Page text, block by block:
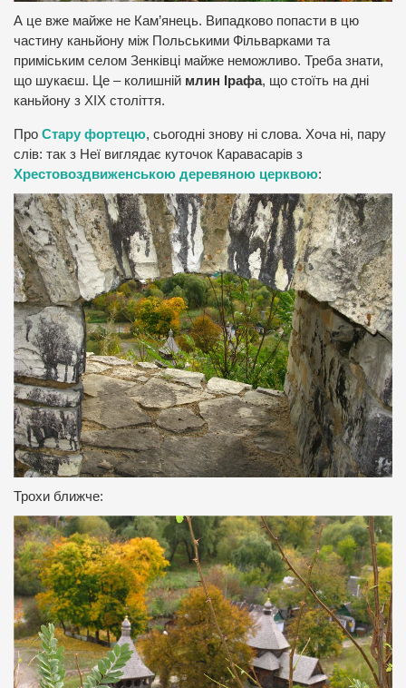
А це вже майже не Кам’янець. Випадково попасти в цю
частину каньйону між Польськими Фільварками та
приміським селом Зенківці майже неможливо. Треба знати,
що шукаєш. Це – колишній млин Ірафа, що стоїть на дні
каньйону з ХІХ століття.
Про Стару фортецю, сьогодні знову ні слова. Хоча ні, пару
слів: так з Неї виглядає куточок Каравасарів з
Хрестовоздвиженською деревяною церквою:
Трохи ближче: